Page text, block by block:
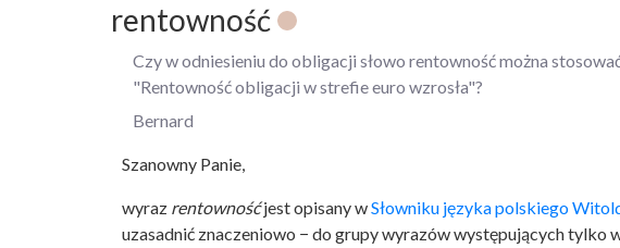
rentowność
Czy w odniesieniu do obligacji słowo rentowność można
"Rentowność obligacji w strefie euro wzrosła"?
Bernard
Szanowny Panie,
wyraz rentownośćjest opisany wSłowniku języka polskiego
uzasadnić znaczeniowo − do grupy wyrazów występujących tylko